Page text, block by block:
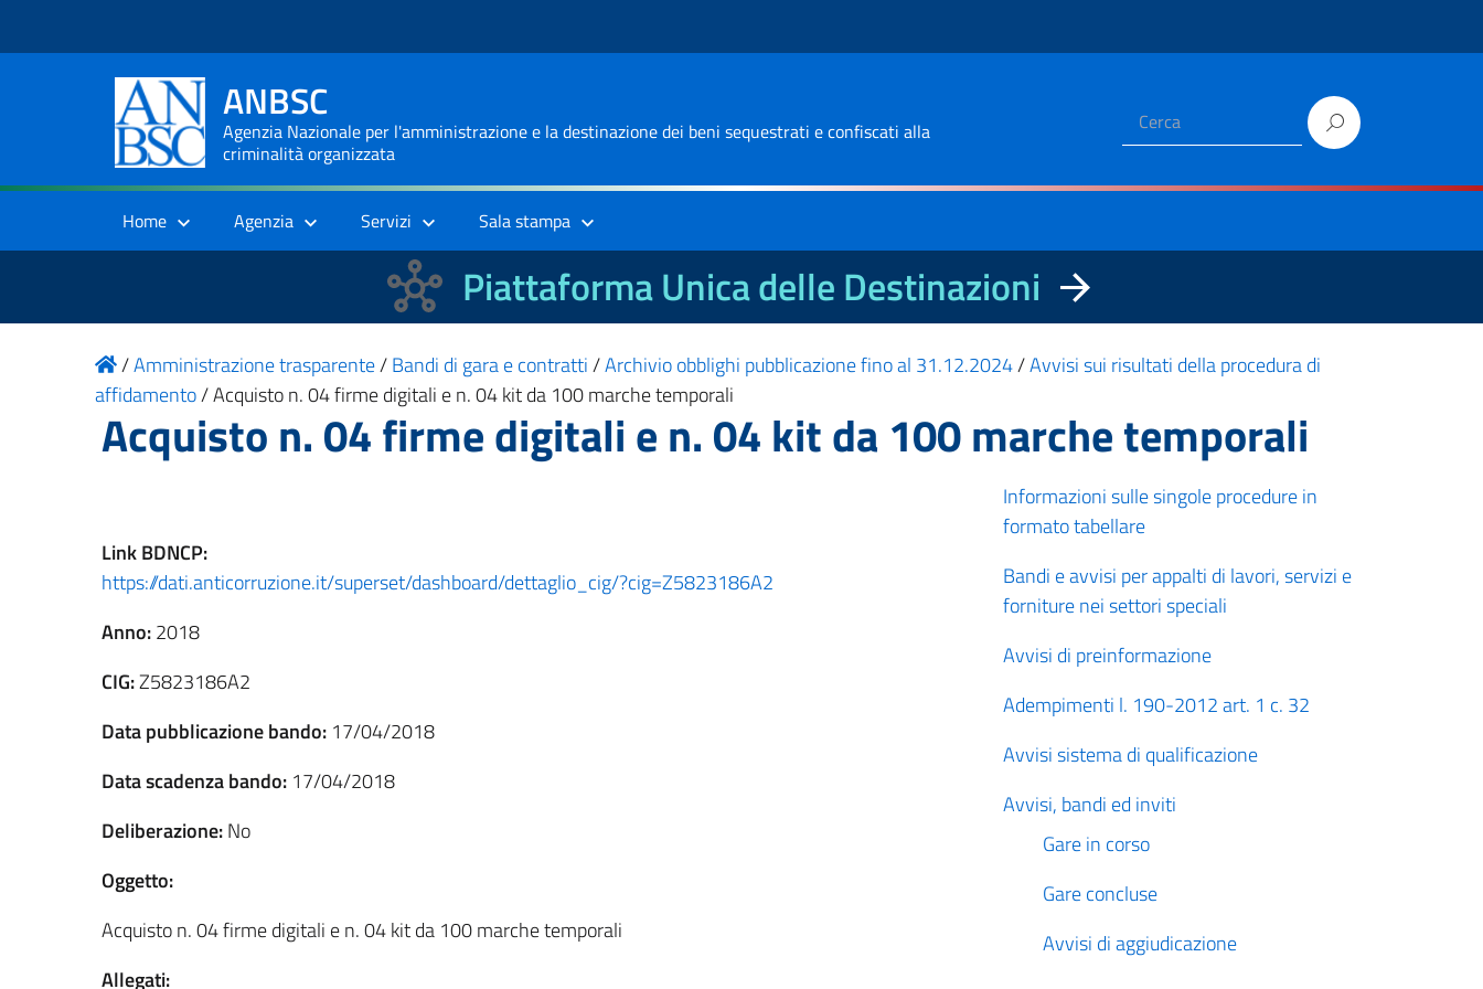
ANBSC
Agenzia Nazionale per l'amministrazione e la destinazione dei beni sequestrati e confiscati alla
criminalità organizzata
Home Agenzia Servizi Sala stampa
Piattaforma Unica delle Destinazioni
/Amministrazione trasparente/Bandi di gara e contratti/Archivio obblighi pubblicazione fino al 31.12.2024/Avvisi sui risultati della procedura di
affidamento/Acquisto n. 04 firme digitali e n. 04 kit da 100 marche temporali
Acquisto n. 04 firme digitali e n. 04 kit da 100 marche temporali
LinkBDNCP:
https://dati.anticorruzione.it/superset/dashboard/dettaglio_cig/?cig=Z5823186A2
Anno:2018
CIG:Z5823186A2
Data pubblicazione bando: 17/04/2018
Data scadenza bando: 17/04/2018
Deliberazione:No
Oggetto:
Acquisto n. 04 firme digitali e n. 04 kit da 100 marche temporali
Allegati:
Informazioni sulle singole procedure in
formato tabellare
Bandi e avvisi per appalti di lavori, servizi e
forniture nei settori speciali
Avvisi di preinformazione
Adempimenti l. 190-2012 art. 1 c. 32
Avvisi sistema di qualificazione
Avvisi, bandi ed inviti
Gare in corso
Gare concluse
Avvisi di aggiudicazione